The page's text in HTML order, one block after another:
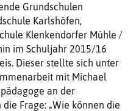
Grundschulen
Karlshöfen,
Klenkendorfer Mühle /
im Schuljahr 2015/16
Dieser stellte sich unter
mit Michael
an der
Frage: „Wie können die